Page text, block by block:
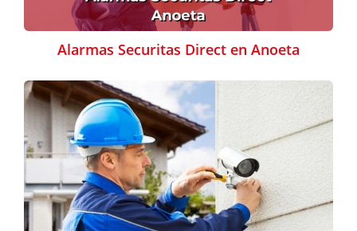
Alarmas Securitas Direct en Anoeta